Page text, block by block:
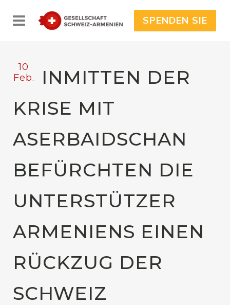
SPENDEN SIE
10
Feb.
INMITTEN DER
KRISE MIT
ASERBAIDSCHAN
BEFÜRCHTEN DIE
UNTERSTÜTZER
ARMENIENS EINEN
RÜCKZUG DER
SCHWEIZ